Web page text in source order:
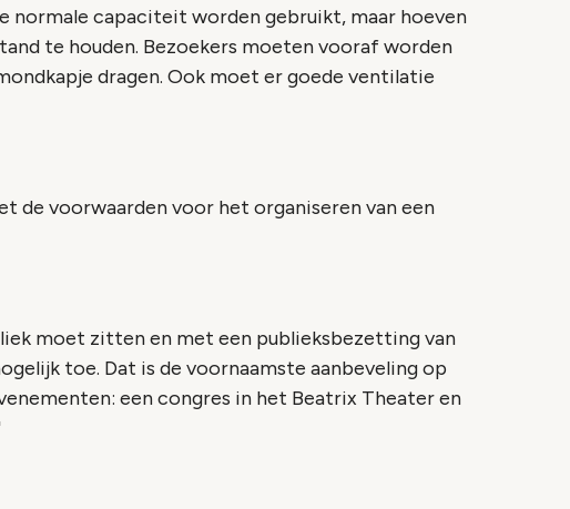
normale capaciteit worden gebruikt, maar hoeven
te houden. Bezoekers moeten vooraf worden
dragen. Ook moet er goede ventilatie
de voorwaarden voor het organiseren van een
moet zitten en met een publieksbezetting van
toe. Dat is de voornaamste aanbeveling op
een congres in het Beatrix Theater en